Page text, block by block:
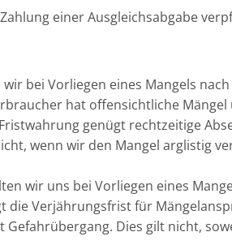
einer Ausgleichsabgabe
bei Vorliegen eines Mangels
hat offensichtliche
genügt rechtzeitige
wenn wir den Mangel arglistig
wir uns bei Vorliegen eines
die Verjährungsfrist für
Gefahrübergang. Dies gilt nicht,